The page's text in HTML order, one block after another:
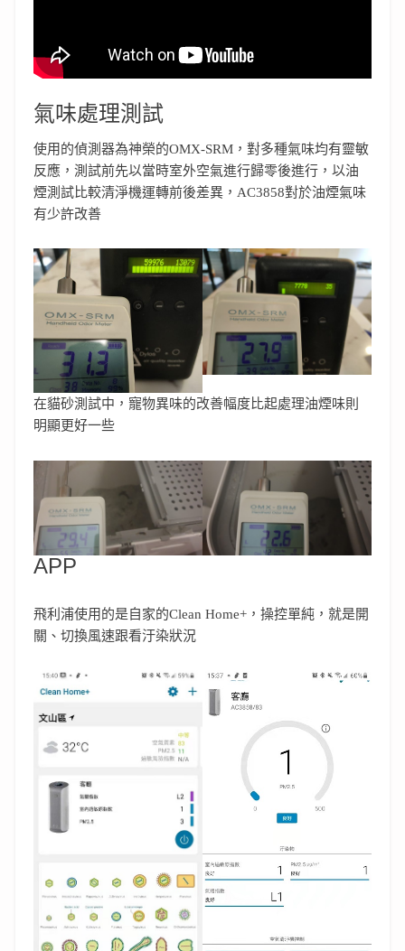
氣味處理測試
使用的偵測器為神榮的OMX-SRM，對多種氣味均有靈敏
反應，測試前先以當時室外空氣進行歸零後進行，以油
煙測試比較清淨機運轉前後差異，AC3858對於油煙氣味
有少許改善
在貓砂測試中，寵物異味的改善幅度比起處理油煙味則
明顯更好一些
APP
飛利浦使用的是自家的Clean Home+，操控單純，就是開
關、切換風速跟看汙染狀況